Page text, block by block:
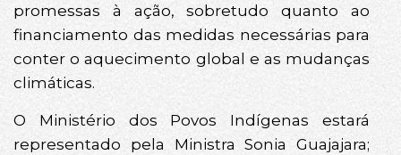
promessas à ação, sobretudo quanto ao
financiamento das medidas necessárias para
conter o aquecimento global e as mudanças
climáticas.
O Ministério dos Povos Indígenas estará
representado pela Ministra Sonia Guajajara;